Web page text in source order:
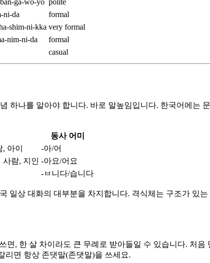
ga-wo-yo polite
ni-da
formal
shim-ni-kka very formal
nim-ni-da
formal
casual
하나를 알아야 합니다. 바로 말높임입니다. 한국어에는
동사 어미
아이
-아/어
사람, 지인 -아요/어요
-ㅂ니다/습니다
일상 대화의 대부분을 차지합니다. 격식체는 구조가 있
, 한 살 차이라도 큰 무례로 받아들일 수 있습니다. 처
리면 항상 존댓말(존댓말)을 쓰세요.